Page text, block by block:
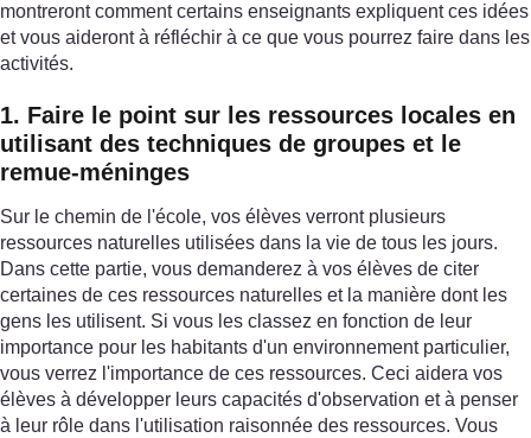
montreront comment certains enseignants expliquent ces idées
et vous aideront à réfléchir à ce que vous pourrez faire dans les
activités.
1. Faire le point sur les ressources locales en
utilisant des techniques de groupes et le
remue-méninges
Sur le chemin de l'école, vos élèves verront plusieurs
ressources naturelles utilisées dans la vie de tous les jours.
Dans cette partie, vous demanderez à vos élèves de citer
certaines de ces ressources naturelles et la manière dont les
gens les utilisent. Si vous les classez en fonction de leur
importance pour les habitants d'un environnement particulier,
vous verrez l'importance de ces ressources. Ceci aidera vos
élèves à développer leurs capacités d'observation et à penser
à leur rôle dans l'utilisation raisonnée des ressources. Vous